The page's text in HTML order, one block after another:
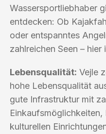
Wassersportliebhaber
entdecken: Ob
oder entspanntes
zahlreichen Seen –
Lebensqualität: Vejle
hohe Lebensqualität
gute Infrastruktur mit
Einkaufsmöglichkeiten,
kulturellen